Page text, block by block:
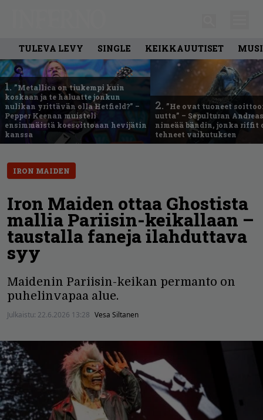
TULEVA LEVY SINGLE KEIKKAUUTISET
1. ”Metallica on tiukempi kuin
koskaan ja te haluatte jonkun
nulikan yrittävän olla Hetfield?” –
Pepper Keenan muisteli
ensimmäistä koesoittoaan hevijätin
kanssa
2. ”He ovat tuoneet
uutta” – Sepulturan
nimeää bändin, jonka riffit
tehneet vaikutuksen
IRON MAIDEN
Iron Maiden ottaa Ghostista
mallia Pariisin-keikallaan –
taustalla faneja ilahduttava
syy
Maidenin Pariisin-keikan permanto on
puhelinvapaa alue.
Julkaistu: 22.6.2026 13:28 Vesa Siltanen